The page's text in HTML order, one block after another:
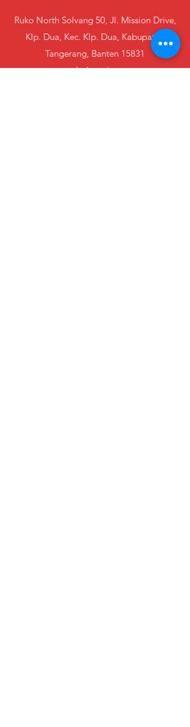
Ruko North Solvang 50, Jl. Mission Drive,
Klp. Dua, Kec. Klp. Dua, Kabupaten
Tangerang, Banten 15831
Indonesia